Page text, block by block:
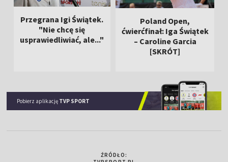
Przegrana Igi Świątek.
"Nie chcę się
usprawiedliwiać, ale..."
Poland Open,
ćwierćfinał: Iga Świątek
– Caroline Garcia
[SKRÓT]
Pobierz aplikację TVP SPORT
ŹRÓDŁO: